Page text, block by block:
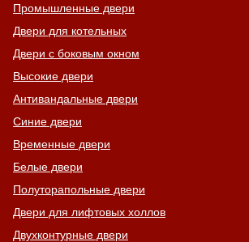
Промышленные двери
Двери для котельных
Двери с боковым окном
Высокие двери
Антивандальные двери
Синие двери
Временные двери
Белые двери
Полуторапольные двери
Двери для лифтовых холлов
Двухконтурные двери